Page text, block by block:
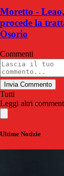
Moretto -
procede la
Osorio
Commenti
Invia Commento
Tutti
Leggi altri
Ultime Notizie